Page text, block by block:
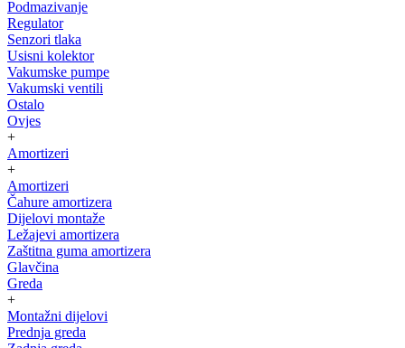
Podmazivanje
Regulator
Senzori tlaka
Usisni kolektor
Vakumske pumpe
Vakumski ventili
Ostalo
Ovjes
+
Amortizeri
+
Amortizeri
Čahure amortizera
Dijelovi montaže
Ležajevi amortizera
Zaštitna guma amortizera
Glavčina
Greda
+
Montažni dijelovi
Prednja greda